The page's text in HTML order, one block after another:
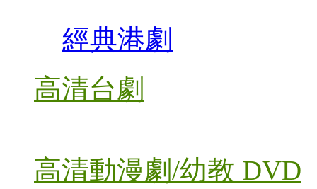
經典港劇
高清台劇
高清動漫劇/幼教 DVD